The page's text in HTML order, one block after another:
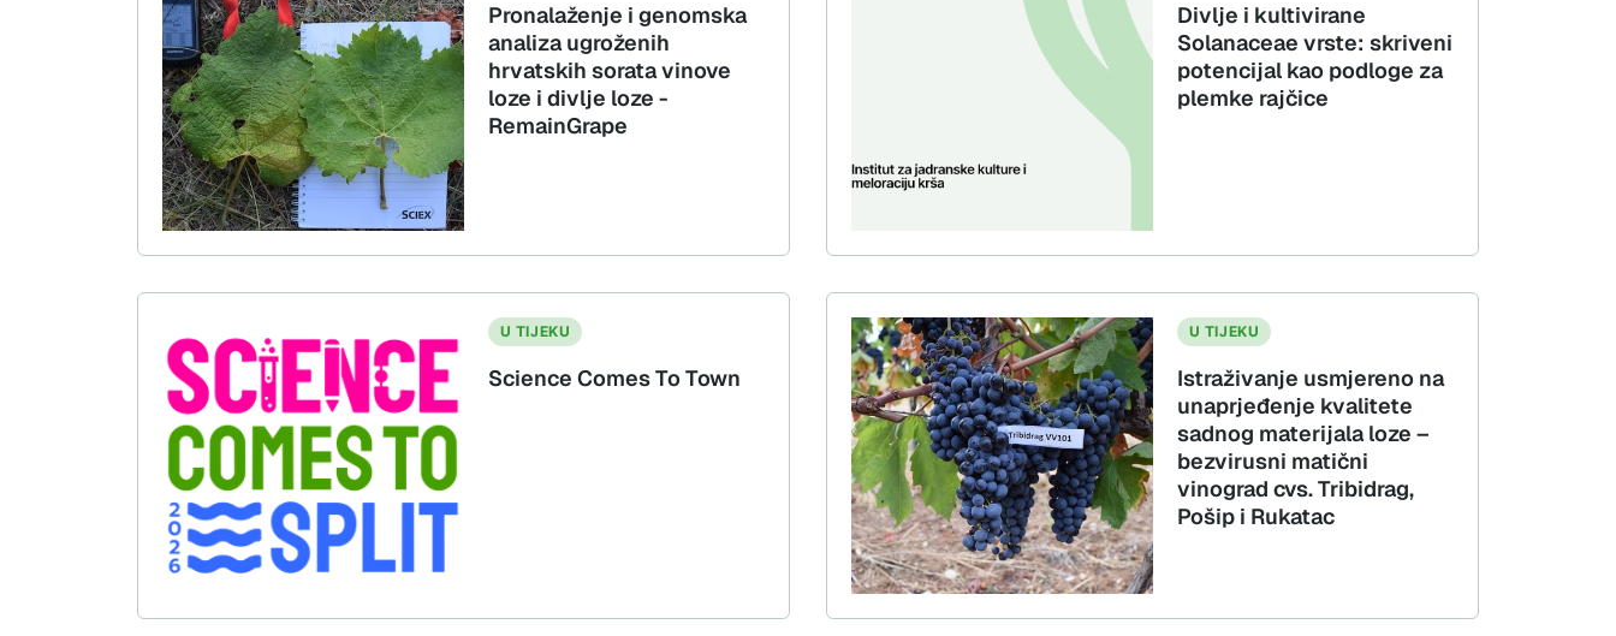
Pronalaženje i genomska
analiza ugroženih
hrvatskih sorata vinove
loze i divlje loze -
RemainGrape
Divlje i kultivirane
Solanaceae vrste: skriveni
potencijal kao podloge za
plemke rajčice
U TIJEKU
Science Comes To Town
U TIJEKU
Istraživanje usmjereno na
unaprjeđenje kvalitete
sadnog materijala loze –
bezvirusni matični
vinograd cvs. Tribidrag,
Pošip i Rukatac